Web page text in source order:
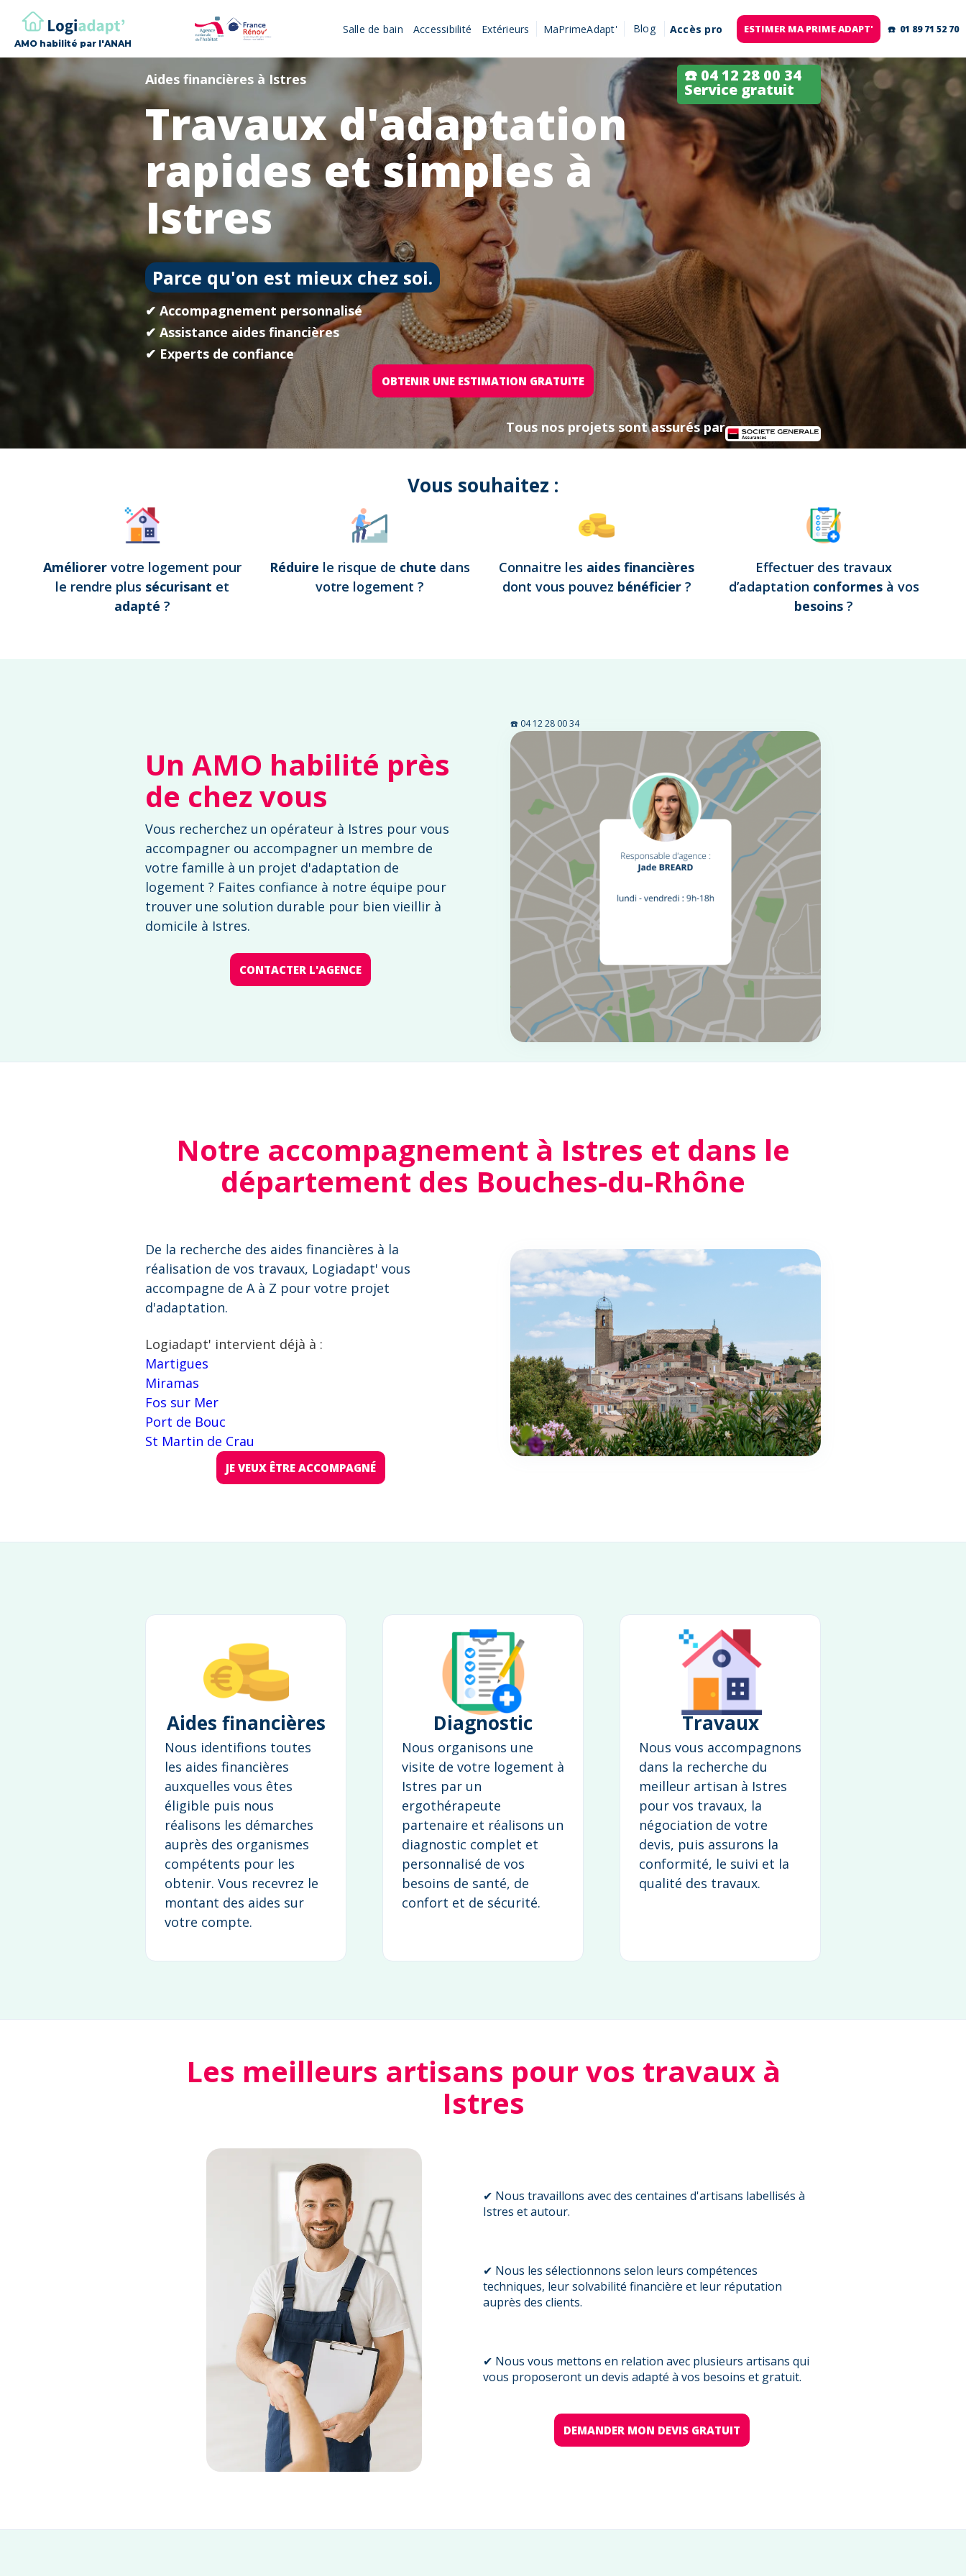
AMO habilité par l'ANAH
Salle de bain Accessibilité Extérieurs MaPrimeAdapt' Blog Accès pro ESTIMER MA PRIME ADAPT' ☎️ 01 89 71 52 70
☎️ 04 12 28 00 34
Service gratuit
Aides financières à Istres
Travaux d'adaptation
rapides et simples à
Istres
Parce qu'on est mieux chez soi.
✔ Accompagnement personnalisé
✔ Assistance aides financières
✔ Experts de confiance
OBTENIR UNE ESTIMATION GRATUITE
Tous nos projets sont assurés par
Vous souhaitez :
Améliorer votre logement pour
le rendre plus sécurisant et
adapté ?
Réduire le risque de chute dans
votre logement ?
Connaitre les aides financières
dont vous pouvez bénéficier ?
Effectuer des travaux
d’adaptation conformes à vos
besoins ?
Un AMO habilité près
de chez vous
Vous recherchez un opérateur à Istres pour vous
accompagner ou accompagner un membre de
votre famille à un projet d'adaptation de
logement ? Faites confiance à notre équipe pour
trouver une solution durable pour bien vieillir à
domicile à Istres.
CONTACTER L'AGENCE
☎️ 04 12 28 00 34
Notre accompagnement à Istres et dans le
département des Bouches-du-Rhône
De la recherche des aides financières à la
réalisation de vos travaux, Logiadapt' vous
accompagne de A à Z pour votre projet
d'adaptation.
Logiadapt' intervient déjà à :
Martigues
Miramas
Fos sur Mer
Port de Bouc
St Martin de Crau
JE VEUX ÊTRE ACCOMPAGNÉ
Aides financières
Nous identifions toutes
les aides financières
auxquelles vous êtes
éligible puis nous
réalisons les démarches
auprès des organismes
compétents pour les
obtenir. Vous recevrez le
montant des aides sur
votre compte.
Diagnostic
Nous organisons une
visite de votre logement à
Istres par un
ergothérapeute
partenaire et réalisons un
diagnostic complet et
personnalisé de vos
besoins de santé, de
confort et de sécurité.
Travaux
Nous vous accompagnons
dans la recherche du
meilleur artisan à Istres
pour vos travaux, la
négociation de votre
devis, puis assurons la
conformité, le suivi et la
qualité des travaux.
Les meilleurs artisans pour vos travaux à
Istres
✔ Nous travaillons avec des centaines d'artisans labellisés à
Istres et autour.
✔ Nous les sélectionnons selon leurs compétences
techniques, leur solvabilité financière et leur réputation
auprès des clients.
✔ Nous vous mettons en relation avec plusieurs artisans qui
vous proposeront un devis adapté à vos besoins et gratuit.
DEMANDER MON DEVIS GRATUIT